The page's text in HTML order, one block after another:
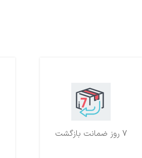
7 روز ضمانت بازگشت